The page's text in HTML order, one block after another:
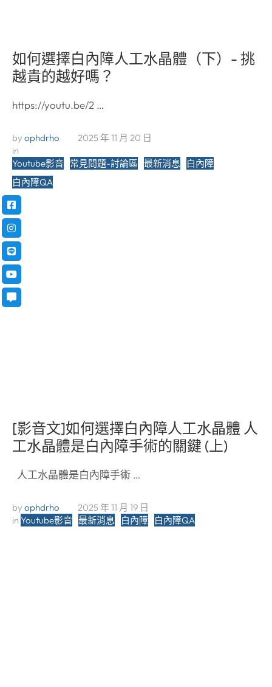
如何選擇白內障人工水晶體（下）- 挑
越貴的越好嗎？
https://youtu.be/2 …
by ophdrho
2025 年 11 月 20 日
in
Youtube影音 常見問題-討論區 最新消息
白內障
白內障QA
[影音文]如何選擇白內障人工水晶體 人
工水晶體是白內障手術的關鍵 (上)
人工水晶體是白內障手術 …
by ophdrho
2025 年 11 月 19 日
in Youtube影音 最新消息 白內障 白內障QA